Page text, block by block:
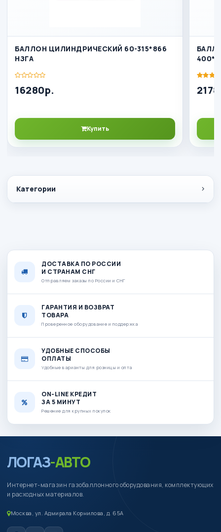
Категории
БАЛЛОН ЦИЛИНДРИЧЕСКИЙ 60-315*866
НЗГА
16280р.
Купить
ДОСТАВКА ПО РОССИИ
И СТРАНАМ СНГ
Отправляем заказы по России и СНГ
ГАРАНТИЯ И ВОЗВРАТ
ТОВАРА
Проверенное оборудование и поддержка
УДОБНЫЕ СПОСОБЫ
ОПЛАТЫ
Удобные варианты для розницы и опта
ON-LINE КРЕДИТ
ЗА 5 МИНУТ
Решение для крупных покупок
ЛОГАЗ-АВТО
Интернет-магазин газобаллонного оборудования, комплектующих
и расходных материалов.
Москва, ул. Адмирала Корнилова, д. 65А